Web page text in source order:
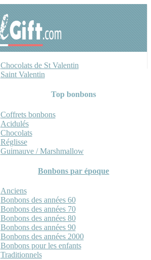
Chocolats de St Valentin
Saint Valentin
Top bonbons
Coffrets bonbons
Acidulés
Chocolats
Réglisse
Guimauve / Marshmallow
Bonbons par époque
Anciens
Bonbons des années 60
Bonbons des années 70
Bonbons des années 80
Bonbons des années 90
Bonbons des années 2000
Bonbons pour les enfants
Traditionnels